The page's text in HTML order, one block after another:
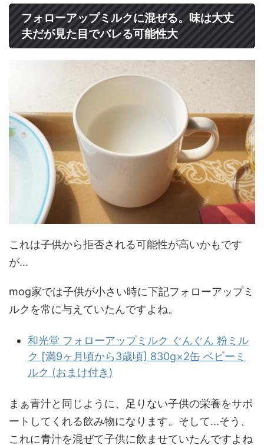
フォローアップミルクに混ぜる。味は大丈
夫だが見た目でバレる可能性大
これは子供から拒否される可能性が高いかもです
が...
mog家では子供が小さい時に下記フォローアップミ
ルクを常に与えていたんですよね。
和光堂 フォローアップミルク ぐんぐん 粉ミル
ク [満9ヶ月頃から3歳頃] 830g×2缶 ベビーミ
ルク (おまけ付き)
まぁ青汁と同じように、足りない子供の栄養をサポ
ートしてくれる飲み物になります。そして...そう、
これに青汁を混ぜて子供に飲ませていたんですよね